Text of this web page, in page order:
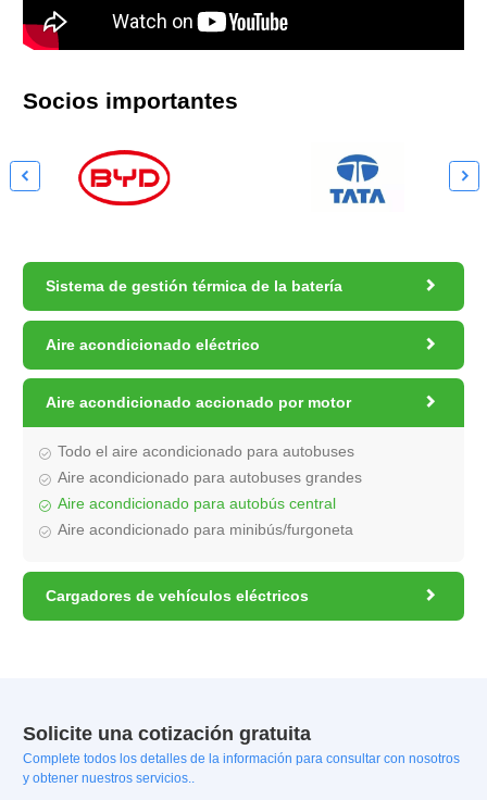
Sistema de gestión térmica de la batería 
Aire acondicionado eléctrico 
Aire acondicionado accionado por motor 
Todo el aire acondicionado para autobuses
Aire acondicionado para autobuses grandes
Aire acondicionado para autobús central
Aire acondicionado para minibús/furgoneta
Cargadores de vehículos eléctricos 
Socios importantes
 
Solicite una cotización gratuita
Complete todos los detalles de la información para consultar con nosotros
y obtener nuestros servicios..